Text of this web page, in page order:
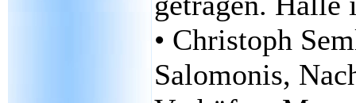
• Christoph
Salomonis,